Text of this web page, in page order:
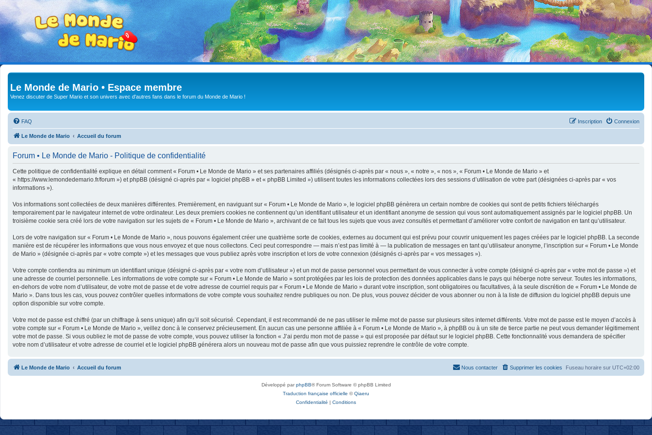
Le Monde de Mario • Espace membre
Venez discuter de Super Mario et son univers avec d'autres fans dans le forum du Monde de Mario !
FAQ Connexion
Inscription
Le Monde de Mario Accueil du forum
Forum • Le Monde de Mario - Politique de confidentialité
Cette politique de confidentialité explique en détail comment « Forum • Le Monde de Mario » et ses partenaires affiliés (désignés ci-après par « nous », « notre », « nos », « Forum • Le Monde de Mario » et
« https://www.lemondedemario.fr/forum ») et phpBB (désigné ci-après par « logiciel phpBB » et « phpBB Limited ») utilisent toutes les informations collectées lors des sessions d’utilisation de votre part (désignées ci-après par « vos
informations »).
Vos informations sont collectées de deux manières différentes. Premièrement, en naviguant sur « Forum • Le Monde de Mario », le logiciel phpBB génèrera un certain nombre de cookies qui sont de petits fichiers téléchargés
temporairement par le navigateur internet de votre ordinateur. Les deux premiers cookies ne contiennent qu’un identifiant utilisateur et un identifiant anonyme de session qui vous sont automatiquement assignés par le logiciel phpBB. Un
troisième cookie sera créé lors de votre navigation sur les sujets de « Forum • Le Monde de Mario », archivant de ce fait tous les sujets que vous avez consultés et permettant d’améliorer votre confort de navigation en tant qu’utilisateur.
Lors de votre navigation sur « Forum • Le Monde de Mario », nous pouvons également créer une quatrième sorte de cookies, externes au document qui est prévu pour couvrir uniquement les pages créées par le logiciel phpBB. La seconde
manière est de récupérer les informations que vous nous envoyez et que nous collectons. Ceci peut correspondre — mais n’est pas limité à — la publication de messages en tant qu’utilisateur anonyme, l’inscription sur « Forum • Le Monde
de Mario » (désignée ci-après par « votre compte ») et les messages que vous publiez après votre inscription et lors de votre connexion (désignés ci-après par « vos messages »).
Votre compte contiendra au minimum un identifiant unique (désigné ci-après par « votre nom d’utilisateur ») et un mot de passe personnel vous permettant de vous connecter à votre compte (désigné ci-après par « votre mot de passe ») et
une adresse de courriel personnelle. Les informations de votre compte sur « Forum • Le Monde de Mario » sont protégées par les lois de protection des données applicables dans le pays qui héberge notre serveur. Toutes les informations,
en-dehors de votre nom d’utilisateur, de votre mot de passe et de votre adresse de courriel requis par « Forum • Le Monde de Mario » durant votre inscription, sont obligatoires ou facultatives, à la seule discrétion de « Forum • Le Monde de
Mario ». Dans tous les cas, vous pouvez contrôler quelles informations de votre compte vous souhaitez rendre publiques ou non. De plus, vous pouvez décider de vous abonner ou non à la liste de diffusion du logiciel phpBB depuis une
option disponible sur votre compte.
Votre mot de passe est chiffré (par un chiffrage à sens unique) afin qu’il soit sécurisé. Cependant, il est recommandé de ne pas utiliser le même mot de passe sur plusieurs sites internet différents. Votre mot de passe est le moyen d’accès à
votre compte sur « Forum • Le Monde de Mario », veillez donc à le conservez précieusement. En aucun cas une personne affiliée à « Forum • Le Monde de Mario », à phpBB ou à un site de tierce partie ne peut vous demander légitimement
votre mot de passe. Si vous oubliez le mot de passe de votre compte, vous pouvez utiliser la fonction « J’ai perdu mon mot de passe » qui est proposée par défaut sur le logiciel phpBB. Cette fonctionnalité vous demandera de spécifier
votre nom d’utilisateur et votre adresse de courriel et le logiciel phpBB générera alors un nouveau mot de passe afin que vous puissiez reprendre le contrôle de votre compte.
Le Monde de Mario Accueil du forum Fuseau horaire sur UTC+02:00
Supprimer les cookies
Nous contacter
Développé parphpBB® Forum Software © phpBB Limited
Traduction française officielle ©Qiaeru
Confidentialité | Conditions